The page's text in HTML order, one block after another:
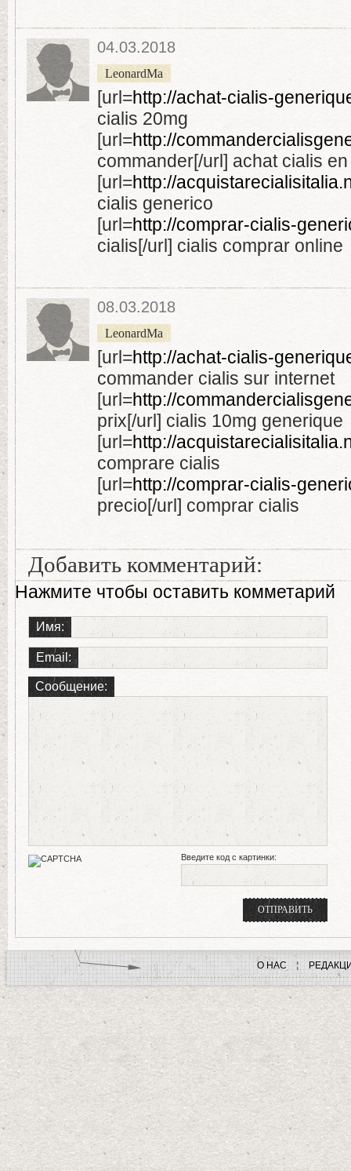
04.03.2018
LeonardMa
[url=http://achat-cialis-
cialis 20mg
[url=http://
commander[/url] achat cialis
[url=http://
cialis generico
[url=http://comprar-cialis-
cialis[/url] cialis comprar online
08.03.2018
LeonardMa
[url=http://achat-cialis-
commander cialis sur internet
[url=http://
prix[/url] cialis 10mg generique
[url=http://
comprare cialis
[url=http://comprar-cialis-
precio[/url] comprar cialis
Добавить комментарий:
Нажмите чтобы оставить комметарий
Имя:
Email:
Сообщение:
Введите код с картинки:
О НАС